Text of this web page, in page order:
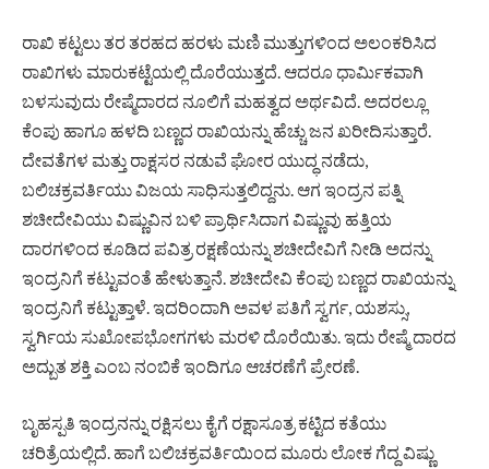
ರಾಖಿ ಕಟ್ಟಲು ತರ‌ ತರಹದ ಹರಳು ಮಣಿ ಮುತ್ತುಗಳಿಂದ ಅಲಂಕರಿಸಿದ
ರಾಖಿಗಳು ಮಾರುಕಟ್ಟೆಯಲ್ಲಿ ದೊರೆಯುತ್ತದೆ. ಆದರೂ ಧಾರ್ಮಿಕವಾಗಿ
ಬಳಸುವುದು ರೇಷ್ಮೆದಾರದ ನೂಲಿಗೆ ಮಹತ್ವದ ಅರ್ಥವಿದೆ. ಅದರಲ್ಲೂ
ಕೆಂಪು ‌ಹಾಗೂ ಹಳದಿ ಬಣ್ಣದ ರಾಖಿಯನ್ನು ಹೆಚ್ಚು ‌ಜನ ಖರೀದಿಸುತ್ತಾರೆ.
ದೇವತೆಗಳ ಮತ್ತು ರಾಕ್ಷಸರ ನಡುವೆ ಘೋರ ಯುದ್ಧ ನಡೆದು,
ಬಲಿಚಕ್ರವರ್ತಿಯು ವಿಜಯ ಸಾಧಿಸುತ್ತಲಿದ್ದನು. ಆಗ ಇಂದ್ರನ ಪತ್ನಿ
ಶಚೀದೇವಿಯು ವಿಷ್ಣುವಿನ ಬಳಿ ಪ್ರಾರ್ಥಿಸಿದಾಗ ವಿಷ್ಣುವು ಹತ್ತಿಯ
ದಾರಗಳಿಂದ‌ ಕೂಡಿದ ಪವಿತ್ರ ರಕ್ಷಣೆಯನ್ನು ಶಚೀದೇವಿಗೆ ನೀಡಿ ಅದನ್ನು
ಇಂದ್ರನಿಗೆ ಕಟ್ಟುವಂತೆ ಹೇಳುತ್ತಾನೆ. ಶಚೀದೇವಿ ಕೆಂಪು ಬಣ್ಣದ ರಾಖಿಯನ್ನು
ಇಂದ್ರನಿಗೆ ಕಟ್ಟುತ್ತಾಳೆ. ಇದರಿಂದಾಗಿ ಅವಳ ಪತಿಗೆ ಸ್ವರ್ಗ, ಯಶಸ್ಸು,
ಸ್ವರ್ಗಿಯ ಸುಖೋಪಭೋಗಗಳು ಮರಳಿ ದೊರೆಯಿತು. ಇದು ರೇಷ್ಮೆ ದಾರದ
ಅದ್ಬುತ ಶಕ್ತಿ ಎಂಬ ನಂಬಿಕೆ ಇಂದಿಗೂ ಆಚರಣೆಗೆ ಪ್ರೇರಣೆ.
ಬೃಹಸ್ಪತಿ ಇಂದ್ರನನ್ನು ರಕ್ಷಿಸಲು ಕೈಗೆ ರಕ್ಷಾಸೂತ್ರ ಕಟ್ಟಿದ ಕತೆಯು
ಚರಿತ್ರೆಯಲ್ಲಿದೆ. ಹಾಗೆ ಬಲಿಚಕ್ರವರ್ತಿಯಿಂದ ಮೂರು ಲೋಕ ಗೆದ್ದ ವಿಷ್ಣು